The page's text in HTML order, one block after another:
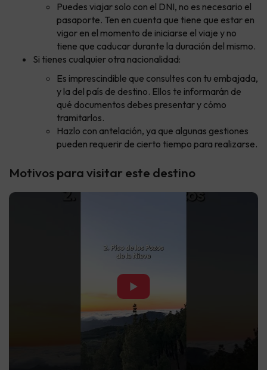
Puedes viajar solo con el DNI, no es necesario el
pasaporte. Ten en cuenta que tiene que estar en
vigor en el momento de iniciarse el viaje y no
tiene que caducar durante la duración del mismo.
Si tienes cualquier otra nacionalidad:
Es imprescindible que consultes con tu embajada,
y la del país de destino. Ellos te informarán de
qué documentos debes presentar y cómo
tramitarlos.
Hazlo con antelación, ya que algunas gestiones
pueden requerir de cierto tiempo para realizarse.
Motivos para visitar este destino
▶